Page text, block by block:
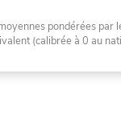
pondérées par
(calibrée à 0 au